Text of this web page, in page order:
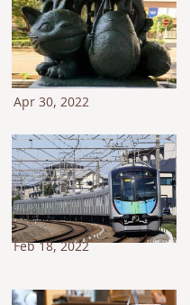
Apr 30, 2022
Feb 18, 2022